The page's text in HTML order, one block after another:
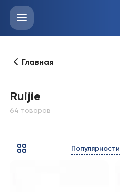
Главная
Ruijie
64 товаров
Популярности